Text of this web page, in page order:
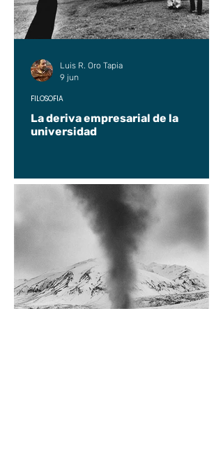
La deriva empresarial de la
universidad
FILOSOFÍA
Luis R. Oro Tapia
9 jun